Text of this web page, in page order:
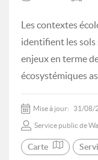
Les contextes
identifient les
enjeux en terme
écosystémiques
Mise à jour: 31/08/
Service public de
Carte